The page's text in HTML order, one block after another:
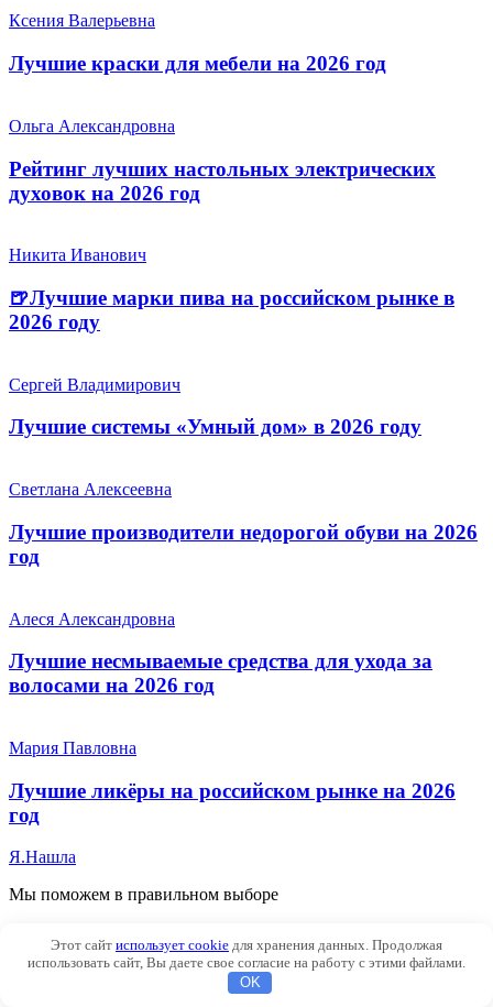
Ксения Валерьевна
Лучшие краски для мебели на 2026 год
Ольга Александровна
Рейтинг лучших настольных электрических
духовок на 2026 год
Никита Иванович
🍺Лучшие марки пива на российском рынке в
2026 году
Сергей Владимирович
Лучшие системы «Умный дом» в 2026 году
Светлана Алексеевна
Лучшие производители недорогой обуви на 2026
год
Алеся Александровна
Лучшие несмываемые средства для ухода за
волосами на 2026 год
Мария Павловна
Лучшие ликёры на российском рынке на 2026
год
Я.Нашла
Мы поможем в правильном выборе
Бытовая техника
Этот сайт использует cookie для хранения данных. Продолжая
использовать сайт, Вы даете свое согласие на работу с этими файлами.
OK